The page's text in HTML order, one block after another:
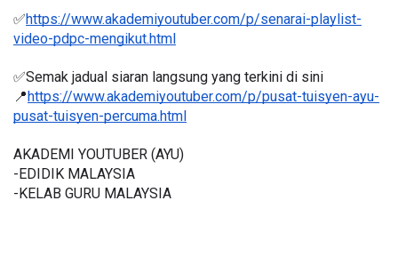
✅https://www.akademiyoutuber.com/p/senarai-playlist-
video-pdpc-mengikut.html
✅Semak jadual siaran langsung yang terkini di sini
📍 https://www.akademiyoutuber.com/p/pusat-tuisyen-ayu-
pusat-tuisyen-percuma.html
AKADEMI YOUTUBER (AYU)
-EDIDIK MALAYSIA
-KELAB GURU MALAYSIA